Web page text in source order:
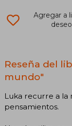
Agregar a
Reseña del
mundo"
Luka recurre a la
pensamientos.